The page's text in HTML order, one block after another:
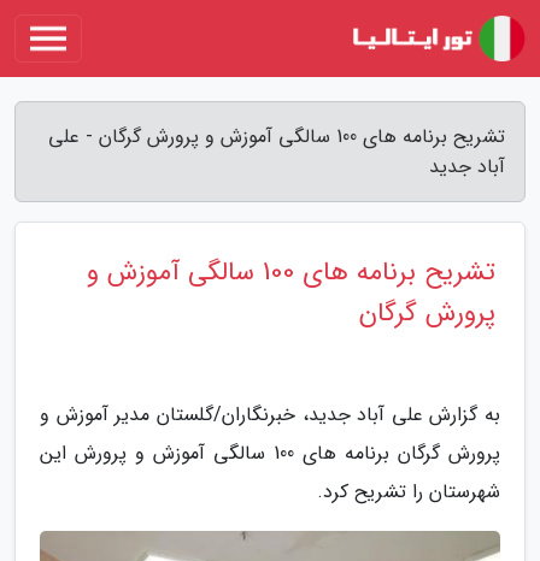
تشریح برنامه های 100 سالگی آموزش و پرورش گرگان - علی
آباد جدید
تشریح برنامه های 100 سالگی آموزش و
پرورش گرگان
به گزارش علی آباد جدید، خبرنگاران/گلستان مدیر آموزش و
پرورش گرگان برنامه های 100 سالگی آموزش و پرورش این
شهرستان را تشریح کرد.